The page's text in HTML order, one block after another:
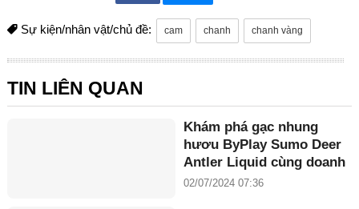
Sự kiện/nhân vật/chủ đề: cam chanh chanh vàng
TIN LIÊN QUAN
Khám phá gạc nhung
hươu ByPlay Sumo Deer
Antler Liquid cùng doanh
nhân Maria Tuyền
02/07/2024 07:36